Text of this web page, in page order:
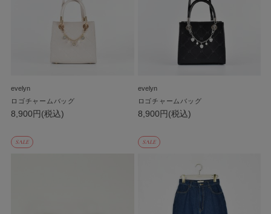
evelyn
ロゴチャームバッグ
8,900円(税込)
evelyn
ロゴチャームバッグ
8,900円(税込)
SALE SALE